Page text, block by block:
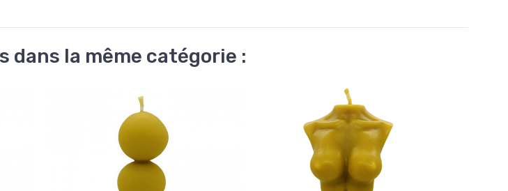
dans la même catégorie :